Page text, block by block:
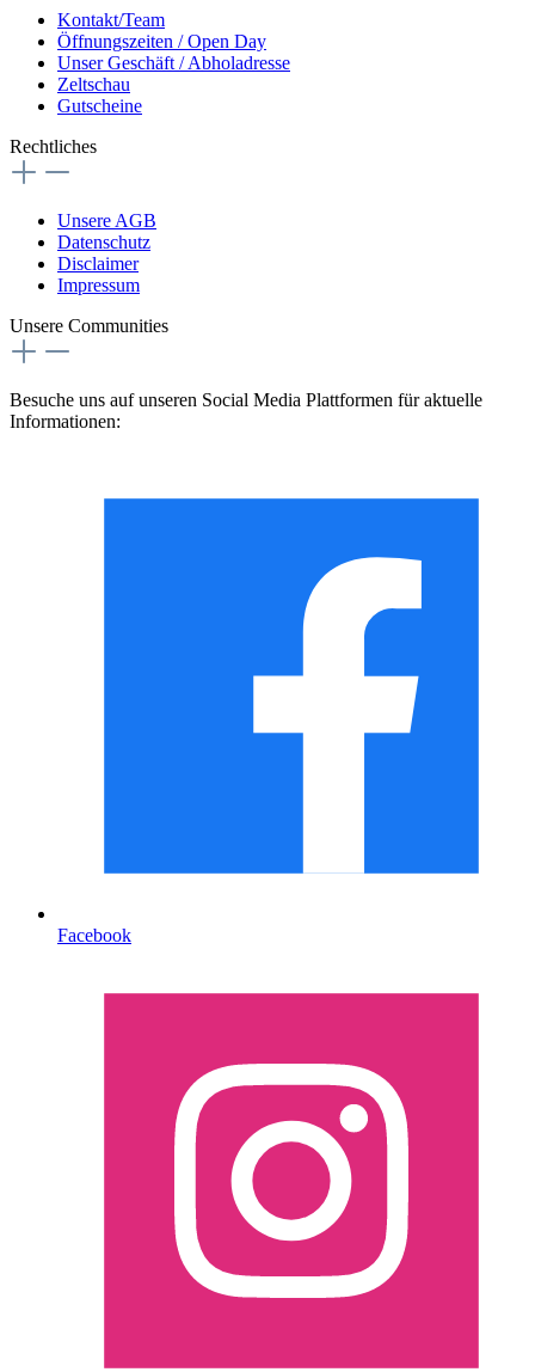
Kontakt/Team
Öffnungszeiten / Open Day
Unser Geschäft / Abholadresse
Zeltschau
Gutscheine
Rechtliches
Unsere AGB
Datenschutz
Disclaimer
Impressum
Unsere Communities
Besuche uns auf unseren Social Media Plattformen für aktuelle
Informationen:
Facebook